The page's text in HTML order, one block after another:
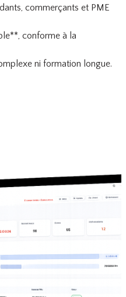
commerçants et PME
conforme à la
ni formation longue.